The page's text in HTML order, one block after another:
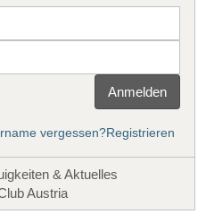
Anmelden
vergessen?Registrieren
& Aktuelles
Austria